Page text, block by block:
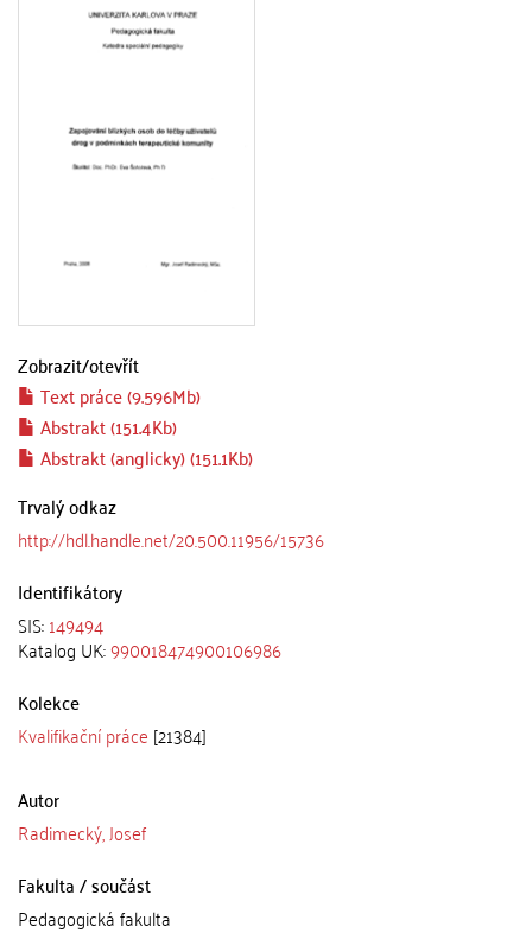
Zobrazit/otevřít
Text práce (9.596Mb)
Abstrakt (151.4Kb)
Abstrakt (anglicky) (151.1Kb)
Trvalý odkaz
http://hdl.handle.net/20.500.11956/15736
Identifikátory
SIS:149494
Katalog UK:990018474900106986
Kolekce
Kvalifikační práce [21384]
Autor
Radimecký, Josef
Fakulta / součást
Pedagogická fakulta